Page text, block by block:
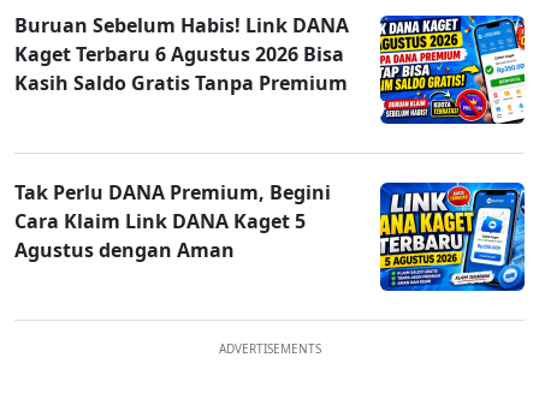
Buruan Sebelum Habis! Link DANA
Kaget Terbaru 6 Agustus 2026 Bisa
Kasih Saldo Gratis Tanpa Premium
Tak Perlu DANA Premium, Begini
Cara Klaim Link DANA Kaget 5
Agustus dengan Aman
ADVERTISEMENTS